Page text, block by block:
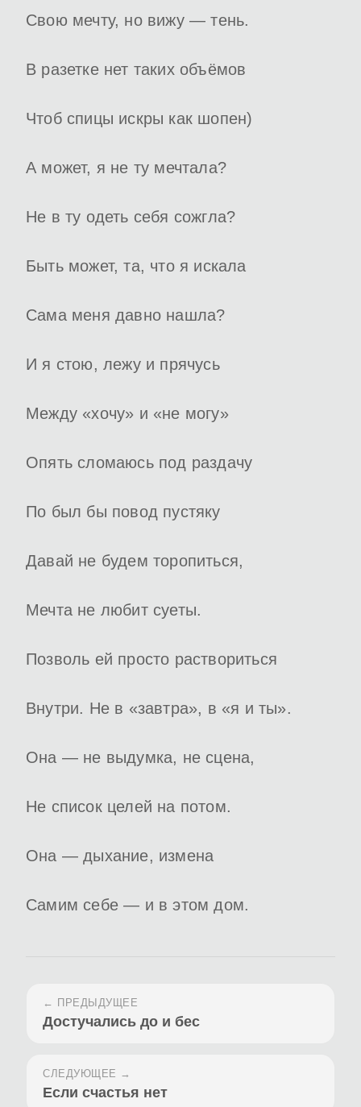
Свою мечту, но вижу — тень.
В разетке нет таких объёмов
Чтоб спицы искры как шопен)
А может, я не ту мечтала?
Не в ту одеть себя сожгла?
Быть может, та, что я искала
Сама меня давно нашла?
И я стою, лежу и прячусь
Между «хочу» и «не могу»
Опять сломаюсь под раздачу
По был бы повод пустяку
Давай не будем торопиться,
Мечта не любит суеты.
Позволь ей просто раствориться
Внутри. Не в «завтра», в «я и ты».
Она — не выдумка, не сцена,
Не список целей на потом.
Она — дыхание, измена
Самим себе — и в этом дом.
← ПРЕДЫДУЩЕЕ
Достучались до и бес
СЛЕДУЮЩЕЕ →
Если счастья нет